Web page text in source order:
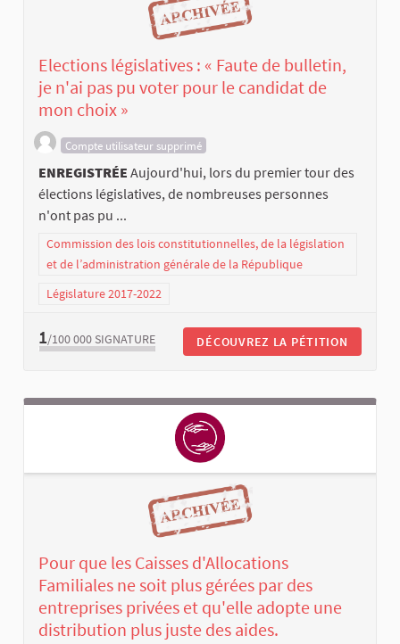
Elections législatives : « Faute de bulletin,
je n'ai pas pu voter pour le candidat de
mon choix »
Compte utilisateur supprimé
ENREGISTRÉE Aujourd'hui, lors du premier tour des
élections législatives, de nombreuses personnes
n'ont pas pu ...
Commission des lois constitutionnelles, de la législation
et de l’administration générale de la République
Législature 2017-2022
1/100 000 SIGNATURE DÉCOUVREZ LA PÉTITION
Pour que les Caisses d'Allocations
Familiales ne soit plus gérées par des
entreprises privées et qu'elle adopte une
distribution plus juste des aides.